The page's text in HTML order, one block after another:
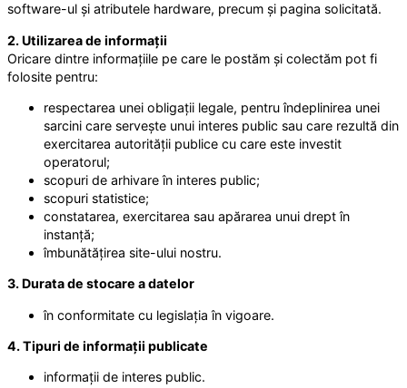
software-ul și atributele hardware, precum și pagina solicitată.
2. Utilizarea de informații
Oricare dintre informațiile pe care le postăm și colectăm pot fi
folosite pentru:
respectarea unei obligații legale, pentru îndeplinirea unei
sarcini care servește unui interes public sau care rezultă din
exercitarea autorității publice cu care este investit
operatorul;
scopuri de arhivare în interes public;
scopuri statistice;
constatarea, exercitarea sau apărarea unui drept în
instanță;
îmbunătățirea site-ului nostru.
3. Durata de stocare a datelor
în conformitate cu legislația în vigoare.
4. Tipuri de informații publicate
informații de interes public.